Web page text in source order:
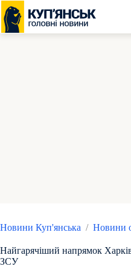
Перейти
до
вмісту
Новини Куп'янська / Новини
Найгарячіший напрямок
ЗСУ